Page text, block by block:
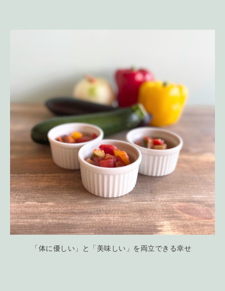
「体に優しい」と「美味しい」を両立できる幸せ